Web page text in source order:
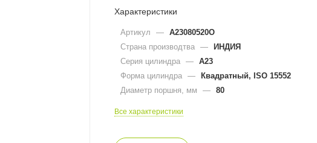
Характеристики
Артикул — A23080520O
Страна производтва — ИНДИЯ
Серия цилиндра — A23
Форма цилиндра — Квадратный, ISO 15552
Диаметр поршня, мм
— 80
Все характеристики